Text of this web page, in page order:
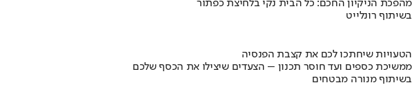
מהפכת הניקיון החכם: כל הבית נקי בלחיצת כפתור
בשיתוף רונלייט
הטעויות שיחתכו לכם את קצבת הפנסיה
ממשיכת כספים ועד חוסר תכנון – הצעדים שיצילו את הכסף שלכם
בשיתוף מנורה מבטחים